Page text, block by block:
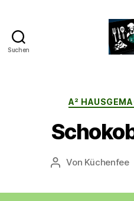
Suchen
A²
Beitragsautor
Von Küchenfee